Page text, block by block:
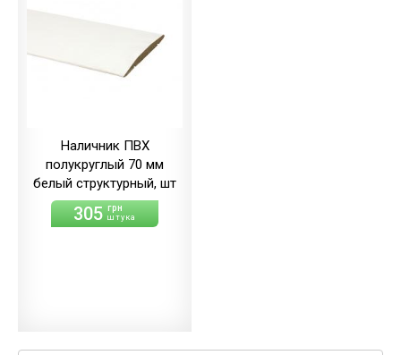
Наличник ПВХ
полукруглый 70 мм
белый структурный, шт
305 грн
штука